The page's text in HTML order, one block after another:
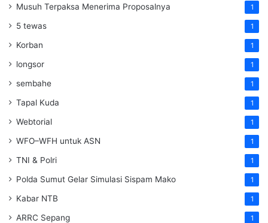
Musuh Terpaksa Menerima Proposalnya 1
5 tewas 1
Korban 1
longsor 1
sembahe 1
Tapal Kuda 1
Webtorial 1
WFO–WFH untuk ASN 1
TNI & Polri 1
Polda Sumut Gelar Simulasi Sispam Mako 1
Kabar NTB 1
ARRC Sepang 1